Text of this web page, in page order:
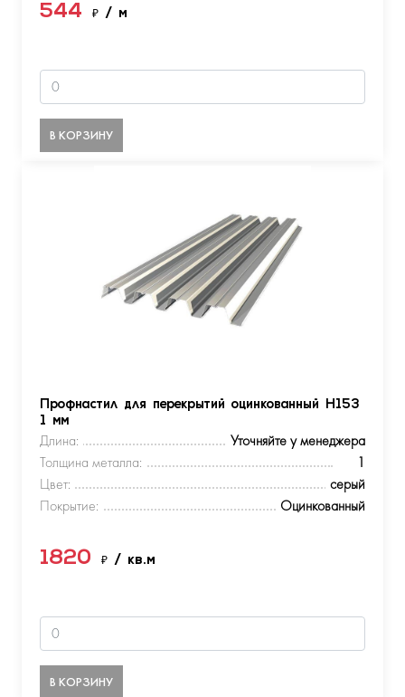
544 ₽ / м
В КОРЗИНУ
Профнастил для перекрытий оцинкованный Н153
1 мм
Длина:
Уточняйте у менеджера
Толщина металла:
1
Цвет:
серый
Покрытие:
Оцинкованный
1820 ₽ / кв.м
В КОРЗИНУ